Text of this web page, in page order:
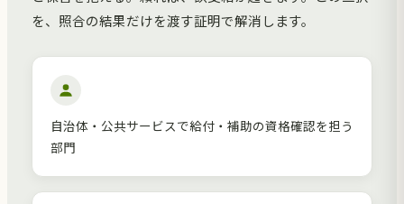
を、照合の結果だけを渡す証明で解消します。
自治体・公共サービスで給付・補助の資格確認を担う
部門